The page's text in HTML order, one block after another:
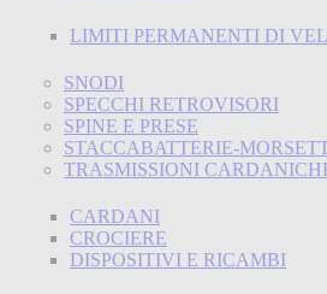
LIMITI PERMANENTI DI
SNODI
SPECCHI RETROVISORI
SPINE E PRESE
STACCABATTERIE-
TRASMISSIONI
CARDANI
CROCIERE
DISPOSITIVI E RICAMBI